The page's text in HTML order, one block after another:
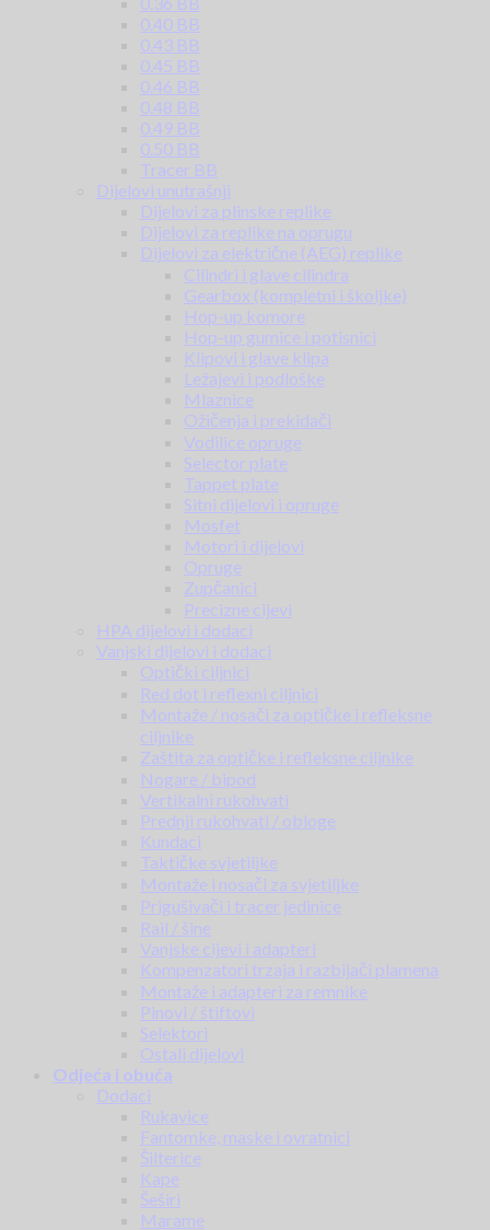
0.40 BB
0.43 BB
0.45 BB
0.46 BB
0.48 BB
0.49 BB
0.50 BB
Tracer BB
Dijelovi unutrašnji
Dijelovi za plinske replike
Dijelovi za replike na oprugu
Dijelovi za električne (AEG) replike
Cilindri i glave cilindra
Gearbox (kompletni i školjke)
Hop-up komore
Hop-up gumice i potisnici
Klipovi i glave klipa
Ležajevi i podloške
Mlaznice
Ožičenja i prekidači
Vodilice opruge
Selector plate
Tappet plate
Sitni dijelovi i opruge
Mosfet
Motori i dijelovi
Opruge
Zupčanici
Precizne cijevi
HPA dijelovi i dodaci
Vanjski dijelovi i dodaci
Optički ciljnici
Red dot i reflexni ciljnici
Montaže / nosači za optičke i refleksne
ciljnike
Zaštita za optičke i refleksne ciljnike
Nogare / bipod
Vertikalni rukohvati
Prednji rukohvati / obloge
Kundaci
Taktičke svjetiljke
Montaže i nosači za svjetiljke
Prigušivači i tracer jedinice
Rail / šine
Vanjske cijevi i adapteri
Kompenzatori trzaja i razbijači plamena
Montaže i adapteri za remnike
Pinovi / štiftovi
Selektori
Ostali dijelovi
Odjeća i obuća
Dodaci
Rukavice
Fantomke, maske i ovratnici
Šilterice
Kape
Šeširi
Marame